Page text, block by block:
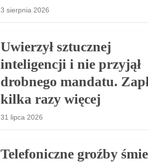
3 sierpnia 2026
Uwierzył sztucznej
inteligencji i nie przyjął
drobnego mandatu.
kilka razy więcej
31 lipca 2026
Telefoniczne groźby